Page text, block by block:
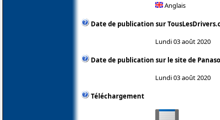
Anglais
Date de publication sur
Lundi 03 août 2020
Date de publication sur le site de
Lundi 03 août 2020
Téléchargement